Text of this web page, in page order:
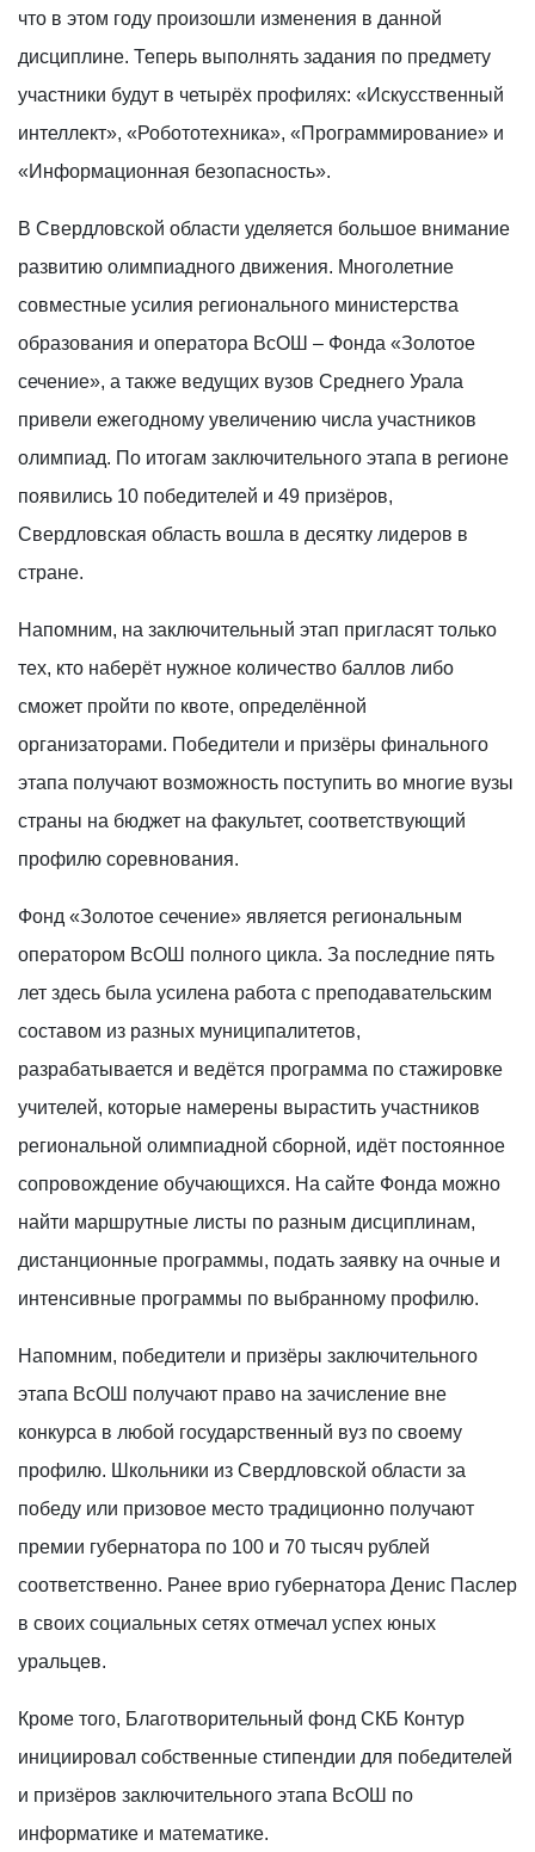
что в этом году произошли изменения в данной
дисциплине. Теперь выполнять задания по предмету
участники будут в четырёх профилях: «Искусственный
интеллект», «Робототехника», «Программирование» и
«Информационная безопасность».
В Свердловской области уделяется большое внимание
развитию олимпиадного движения. Многолетние
совместные усилия регионального министерства
образования и оператора ВсОШ – Фонда «Золотое
сечение», а также ведущих вузов Среднего Урала
привели ежегодному увеличению числа участников
олимпиад. По итогам заключительного этапа в регионе
появились 10 победителей и 49 призёров,
Свердловская область вошла в десятку лидеров в
стране.
Напомним, на заключительный этап пригласят только
тех, кто наберёт нужное количество баллов либо
сможет пройти по квоте, определённой
организаторами. Победители и призёры финального
этапа получают возможность поступить во многие вузы
страны на бюджет на факультет, соответствующий
профилю соревнования.
Фонд «Золотое сечение» является региональным
оператором ВсОШ полного цикла. За последние пять
лет здесь была усилена работа с преподавательским
составом из разных муниципалитетов,
разрабатывается и ведётся программа по стажировке
учителей, которые намерены вырастить участников
региональной олимпиадной сборной, идёт постоянное
сопровождение обучающихся. На сайте Фонда можно
найти маршрутные листы по разным дисциплинам,
дистанционные программы, подать заявку на очные и
интенсивные программы по выбранному профилю.
Напомним, победители и призёры заключительного
этапа ВсОШ получают право на зачисление вне
конкурса в любой государственный вуз по своему
профилю. Школьники из Свердловской области за
победу или призовое место традиционно получают
премии губернатора по 100 и 70 тысяч рублей
соответственно. Ранее врио губернатора Денис Паслер
в своих социальных сетях отмечал успех юных
уральцев.
Кроме того, Благотворительный фонд СКБ Контур
инициировал собственные стипендии для победителей
и призёров заключительного этапа ВсОШ по
информатике и математике.